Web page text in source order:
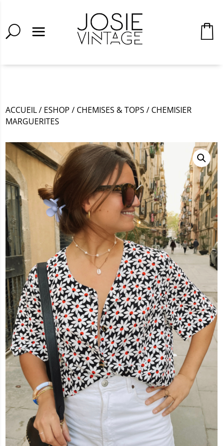
ACCUEIL/ ESHOP / CHEMISES & TOPS / CHEMISIER
MARGUERITES